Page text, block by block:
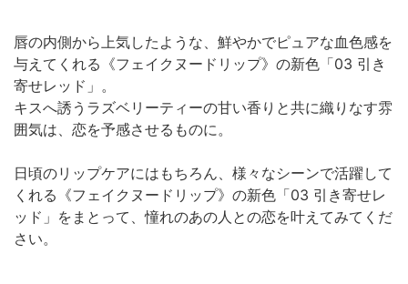
唇の内側から上気したような、鮮やかでピュアな血色感を
与えてくれる《フェイクヌードリップ》の新色「03 引き
寄せレッド」。
キスへ誘うラズベリーティーの甘い香りと共に織りなす雰
囲気は、恋を予感させるものに。
日頃のリップケアにはもちろん、様々なシーンで活躍して
くれる《フェイクヌードリップ》の新色「03 引き寄せレ
ッド」をまとって、憧れのあの人との恋を叶えてみてくだ
さい。